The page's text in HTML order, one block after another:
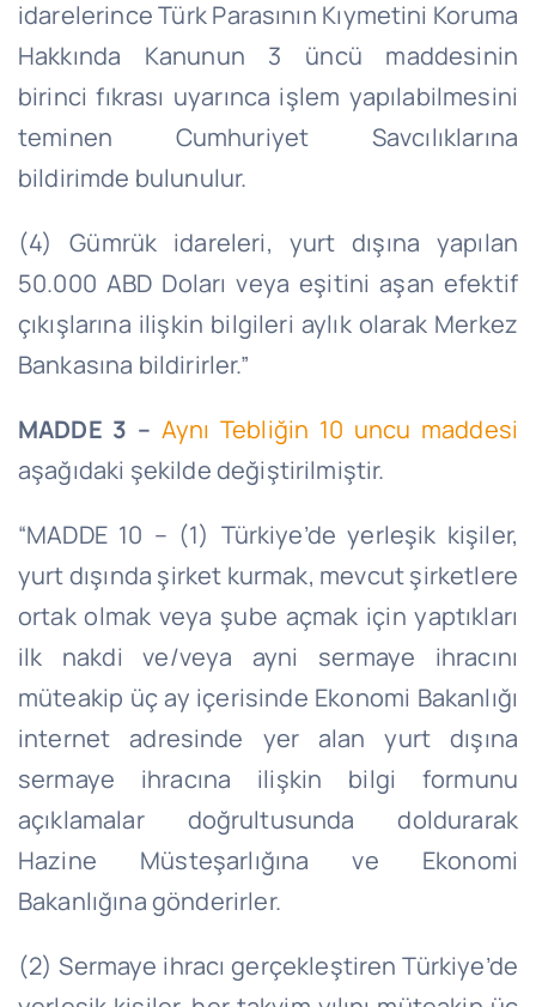
idarelerince Türk Parasının Kıymetini Koruma
Hakkında Kanunun 3 üncü maddesinin
birinci fıkrası uyarınca işlem yapılabilmesini
teminen Cumhuriyet Savcılıklarına
bildirimde bulunulur.
(4) Gümrük idareleri, yurt dışına yapılan
50.000 ABD Doları veya eşitini aşan efektif
çıkışlarına ilişkin bilgileri aylık olarak Merkez
Bankasına bildirirler.”
MADDE 3 – Aynı Tebliğin 10 uncu maddesi
aşağıdaki şekilde değiştirilmiştir.
“MADDE 10 – (1) Türkiye’de yerleşik kişiler,
yurt dışında şirket kurmak, mevcut şirketlere
ortak olmak veya şube açmak için yaptıkları
ilk nakdi ve/veya ayni sermaye ihracını
müteakip üç ay içerisinde Ekonomi Bakanlığı
internet adresinde yer alan yurt dışına
sermaye ihracına ilişkin bilgi formunu
açıklamalar doğrultusunda doldurarak
Hazine Müsteşarlığına ve Ekonomi
Bakanlığına gönderirler.
(2) Sermaye ihracı gerçekleştiren Türkiye’de